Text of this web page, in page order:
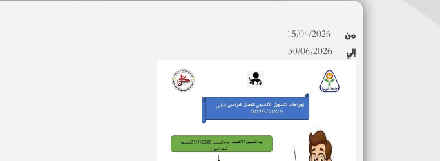
من
15/04/2026
إلي
30/06/2026